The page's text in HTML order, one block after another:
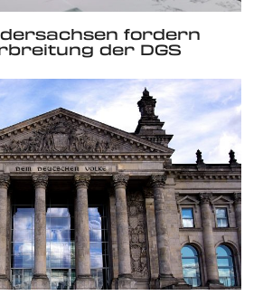
fordern
der DGS